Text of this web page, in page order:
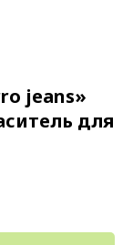
jeans»
для